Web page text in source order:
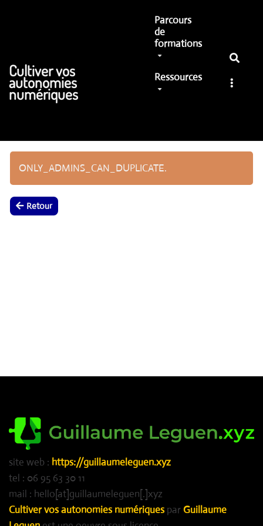
Cultiver vos
autonomies
numériques
Parcours
de
formations
Ressources
ONLY_ADMINS_CAN_DUPLICATE.
Retour
site web : https://guillaumeleguen.xyz
tel : 06 95 63 30 11
mail : hello[at]guillaumeleguen[.]xyz
Cultiver vos autonomies numériquespar Guillaume